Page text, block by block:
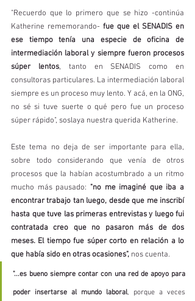
"Recuerdo que lo primero que se hizo -continúa
Katherine rememorando- fue que el SENADIS en
ese tiempo tenía una especie de oficina de
intermediación laboral y siempre fueron procesos
súper lentos, tanto en SENADIS como en
consultoras particulares. La intermediación laboral
siempre es un proceso muy lento. Y acá, en la ONG,
no sé si tuve suerte o qué pero fue un proceso
súper rápido", soslaya nuestra querida Katherine.
Este tema no deja de ser importante para ella,
sobre todo considerando que venía de otros
procesos que la habían acostumbrado a un ritmo
mucho más pausado: "no me imaginé que iba a
encontrar trabajo tan luego, desde que me inscribí
hasta que tuve las primeras entrevistas y luego fui
contratada creo que no pasaron más de dos
meses. El tiempo fue súper corto en relación a lo
que había sido en otras ocasiones", nos cuenta.
"...es bueno siempre contar con una red de apoyo para
poder insertarse al mundo laboral, porque a veces